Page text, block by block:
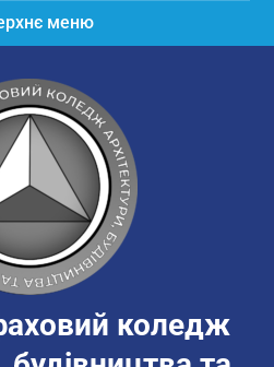
меню
коледж